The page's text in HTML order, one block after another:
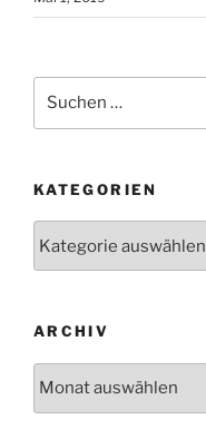
nach:
KATEGORIEN
ARCHIV